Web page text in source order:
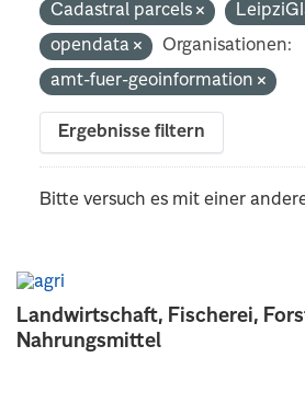
Landwirtschaft, Fischerei,
Nahrungsmittel
Cadastral parcels
opendata
Organisationen:
amt-fuer-geoinformation
Ergebnisse filtern
Bitte versuch es mit einer